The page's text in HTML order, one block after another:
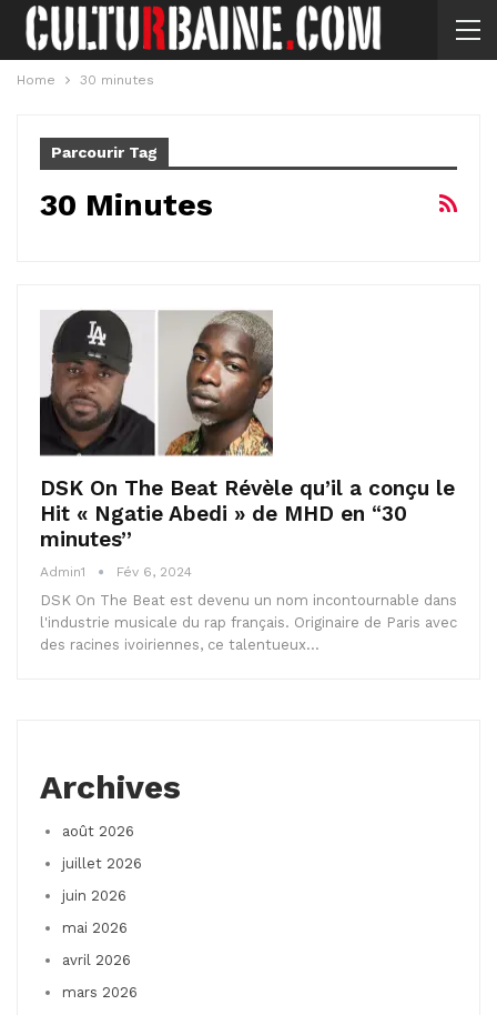
Home 30 minutes
Parcourir Tag
30 Minutes
DSK On The Beat Révèle qu’il a conçu le
Hit « Ngatie Abedi » de MHD en “30
minutes”
Admin1 Fév 6, 2024
DSK On The Beat est devenu un nom incontournable dans
l'industrie musicale du rap français. Originaire de Paris avec
des racines ivoiriennes, ce talentueux…
Archives
août 2026
juillet 2026
juin 2026
mai 2026
avril 2026
mars 2026